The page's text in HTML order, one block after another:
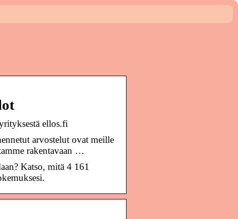
ellos.fi
arvostelut ovat meille
rakentavaan …
Katso, mitä 4 161